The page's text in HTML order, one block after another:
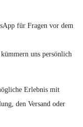
für Fragen vor dem
uns persönlich
Erlebnis mit
den Versand oder